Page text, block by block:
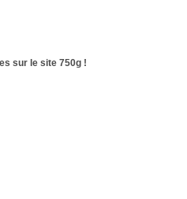
sur le site 750g !